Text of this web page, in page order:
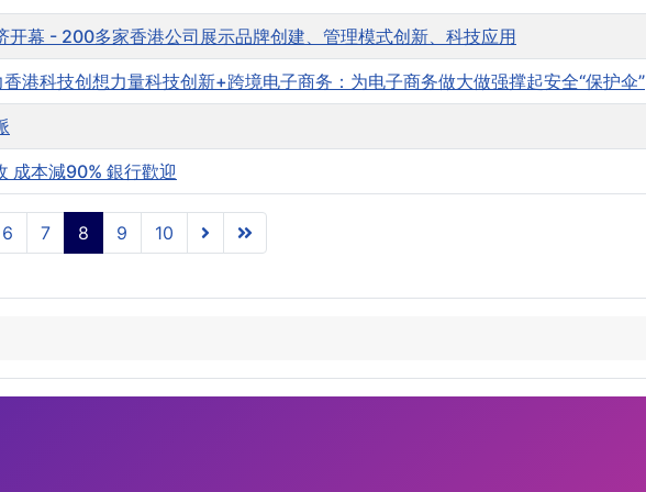
开幕 - 200多家香港公司展示品牌创建、管理模式创新、科技应用
港科技创想力量科技创新+跨境电子商务：为电子商务做大做强撑起安全“保护伞”
成本減90% 銀行歡迎
6 7 8 9 10